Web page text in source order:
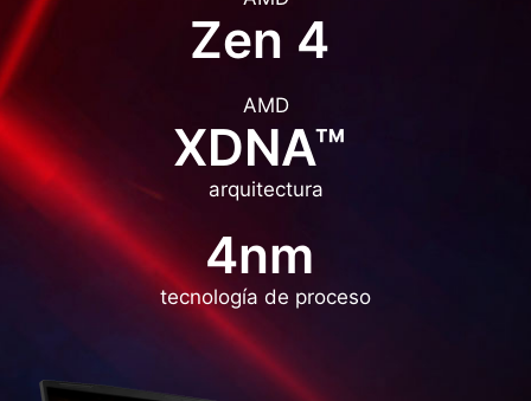
Zen 4
AMD
XDNA™
arquitectura
4nm
tecnología de proceso